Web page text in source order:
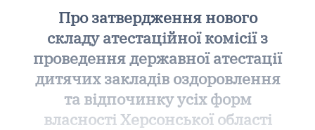
Про затвердження нового
складу атестаційної комісії з
проведення державної атестації
дитячих закладів оздоровлення
та відпочинку усіх форм
власності Херсонської області